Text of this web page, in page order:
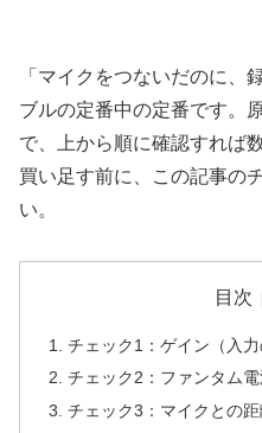
「マイクをつないだのに、
ブルの定番中の定番です。
で、上から順に確認すれば
買い足す前に、この記事の
い。
目次
チェック1：ゲイン（入
チェック2：ファンタム
チェック3：マイクとの距